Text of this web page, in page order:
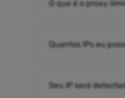
O que é o proxy
Quantos IPs eu
Seu IP será